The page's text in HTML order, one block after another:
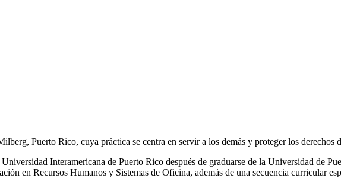
Puerto Rico, cuya práctica se centra en servir a los demás y proteger los derechos
Interamericana de Puerto Rico después de graduarse de la Universidad de
en Recursos Humanos y Sistemas de Oficina, además de una secuencia curricular